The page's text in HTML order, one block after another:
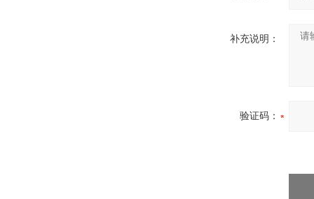
补充说明：
验证码：